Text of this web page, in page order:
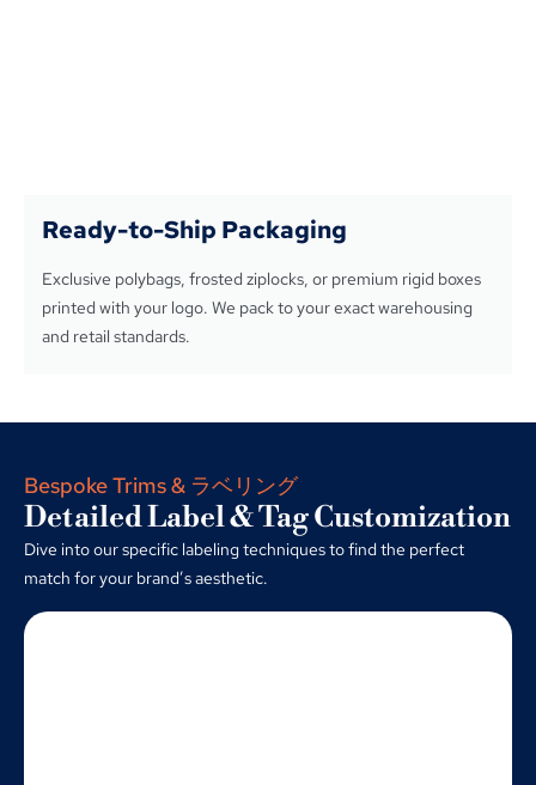
Ready-to-Ship Packaging
Exclusive polybags, frosted ziplocks, or premium rigid boxes
printed with your logo. We pack to your exact warehousing
and retail standards.
Bespoke Trims& ラベリング
Detailed Label&Tag Customization
Dive into our specific labeling techniques to find the perfect
match for your brand’s aesthetic.